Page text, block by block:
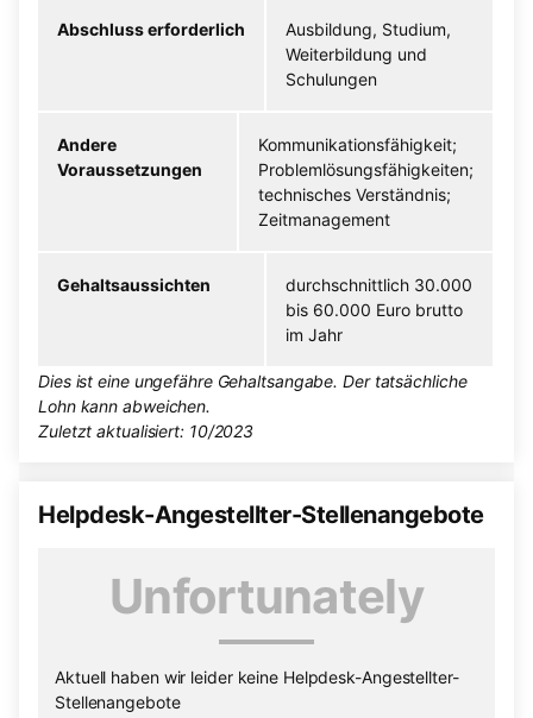
Abschluss erforderlich
Ausbildung, Studium,
Weiterbildung und
Schulungen
Andere
Voraussetzungen
Kommunikationsfähigkeit;
Problemlösungsfähigkeiten;
technisches Verständnis;
Zeitmanagement
Gehaltsaussichten
durchschnittlich 30.000
bis 60.000 Euro brutto
im Jahr
Dies ist eine ungefähre Gehaltsangabe. Der tatsächliche
Lohn kann abweichen.
Zuletzt aktualisiert: 10/2023
Helpdesk-Angestellter-Stellenangebote
Unfortunately
Aktuell haben wir leider keine Helpdesk-Angestellter-
Stellenangebote